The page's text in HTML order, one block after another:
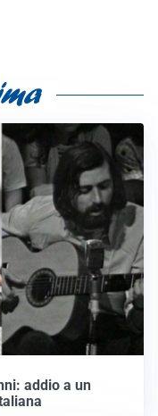
addio a un